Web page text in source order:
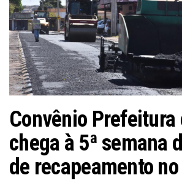
Convênio Prefeitura
chega à 5ª semana
de recapeamento